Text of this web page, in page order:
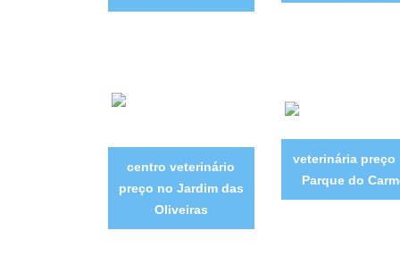
centro veterinário
preço no Jardim das
Oliveiras
veterinária preço
Parque do